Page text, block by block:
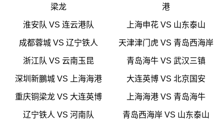
梁龙
港
淮安队 VS 连云港队 上海申花 VS 山东泰山
成都蓉城 VS 辽宁铁人 天津津门虎 VS 青岛西海岸
浙江队 VS 云南玉昆 青岛海牛 VS 武汉三镇
深圳新鵬城 VS 上海海港 大连英博 VS 北京国安
重庆铜梁龙 VS 大连英博 上海海港 VS 青岛海牛
辽宁铁人 VS 河南队 青岛西海岸 VS 山东泰山